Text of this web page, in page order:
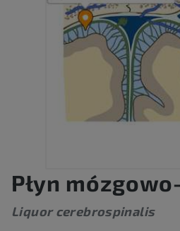
Płyn
Liquor cerebrospinalis